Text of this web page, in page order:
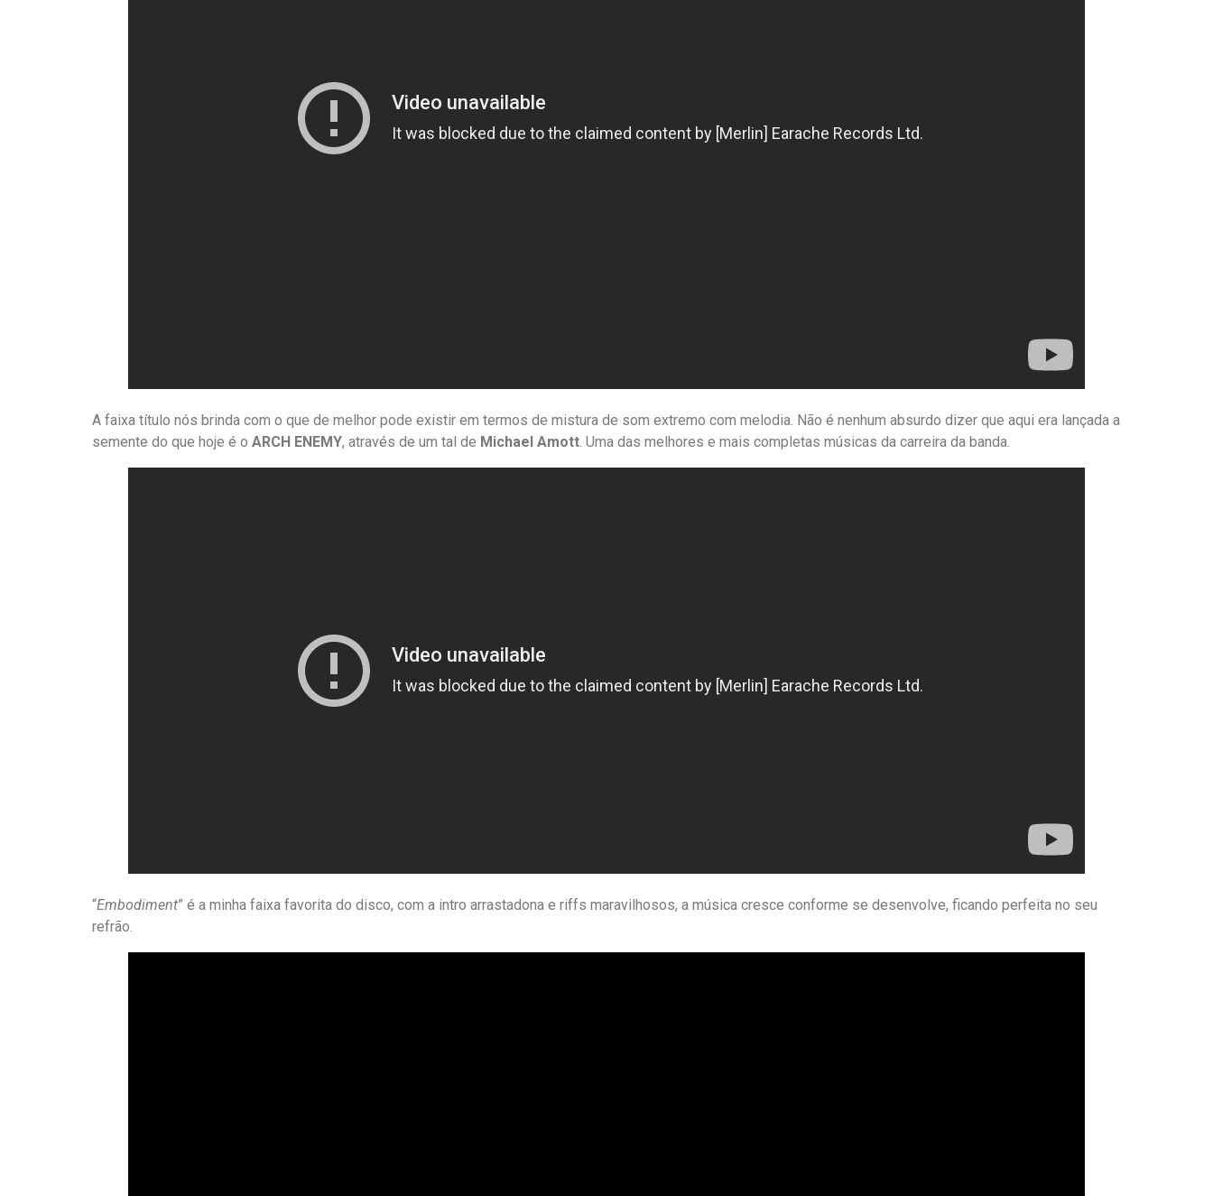
A faixa título nós brinda com o que de melhor pode existir em termos de mistura de som extremo com melodia. Não é nenhum absurdo dizer que aqui era lançada a
semente do que hoje é o ARCH ENEMY, através de um tal de Michael Amott . Uma das melhores e mais completas músicas da carreira da banda.
“Embodiment” é a minha faixa favorita do disco, com a intro arrastadona e riffs maravilhosos, a música cresce conforme se desenvolve, ficando perfeita no seu
refrão.